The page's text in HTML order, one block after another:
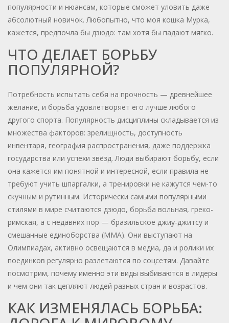
популярности и нюансам, которые сможет уловить даже
абсолютный новичок. Любопытно, что моя кошка Мурка,
кажется, предпочла бы дзюдо: там хотя бы падают мягко.
ЧТО ДЕЛАЕТ БОРЬБУ
ПОПУЛЯРНОЙ?
Потребность испытать себя на прочность — древнейшее
желание, и борьба удовлетворяет его лучше любого
другого спорта. Популярность дисциплины складывается из
множества факторов: зрелищность, доступность
инвентаря, география распространения, даже поддержка
государства или успехи звёзд. Люди выбирают борьбу, если
она кажется им понятной и интересной, если правила не
требуют учить шпаргалки, а тренировки не кажутся чем-то
скучным и рутинным. Исторически самыми популярными
стилями в мире считаются дзюдо, борьба вольная, греко-
римская, а с недавних пор — бразильское джиу-джитсу и
смешанные единоборства (ММА). Они выступают на
Олимпиадах, активно освещаются в медиа, да и ролики их
поединков регулярно разлетаются по соцсетям. Давайте
посмотрим, почему именно эти виды выбиваются в лидеры
и чем они так цепляют людей разных стран и возрастов.
КАК ИЗМЕНЯЛАСЬ БОРЬБА: